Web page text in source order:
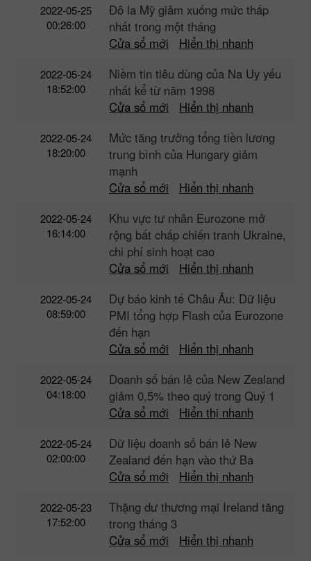
2022-05-25
00:26:00
Đô la Mỹ giảm xuống mức thấp
nhất trong một tháng
Cửa sổ mới
Hiển thị nhanh
2022-05-24
18:52:00
Niềm tin tiêu dùng của Na Uy yếu
nhất kể từ năm 1998
Cửa sổ mới
Hiển thị nhanh
2022-05-24
18:20:00
Mức tăng trưởng tổng tiền lương
trung bình của Hungary giảm
mạnh
Cửa sổ mới
Hiển thị nhanh
2022-05-24
16:14:00
Khu vực tư nhân Eurozone mở
rộng bất chấp chiến tranh Ukraine,
chi phí sinh hoạt cao
Cửa sổ mới
Hiển thị nhanh
2022-05-24
08:59:00
Dự báo kinh tế Châu Âu: Dữ liệu
PMI tổng hợp Flash của Eurozone
đến hạn
Cửa sổ mới
Hiển thị nhanh
2022-05-24
04:18:00
Doanh số bán lẻ của New Zealand
giảm 0,5% theo quý trong Quý 1
Cửa sổ mới
Hiển thị nhanh
2022-05-24
02:00:00
Dữ liệu doanh số bán lẻ New
Zealand đến hạn vào thứ Ba
Cửa sổ mới
Hiển thị nhanh
2022-05-23
17:52:00
Thặng dư thương mại Ireland tăng
trong tháng 3
Cửa sổ mới
Hiển thị nhanh